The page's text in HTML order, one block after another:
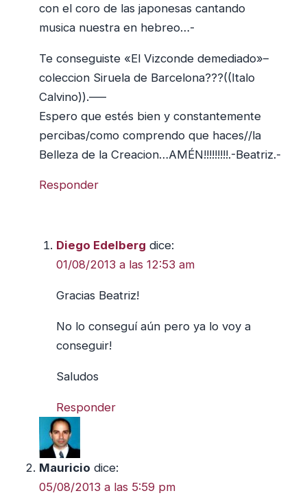
con el coro de las japonesas cantando
musica nuestra en hebreo…-
Te conseguiste «El Vizconde demediado»–
coleccion Siruela de Barcelona???((Italo
Calvino)).—–
Espero que estés bien y constantemente
percibas/como comprendo que haces//la
Belleza de la Creacion…AMÉN!!!!!!!!!.-Beatriz.-
Responder
Diego Edelberg dice:
01/08/2013 a las 12:53 am
Gracias Beatriz!
No lo conseguí aún pero ya lo voy a
conseguir!
Saludos
Responder
Mauricio dice:
05/08/2013 a las 5:59 pm